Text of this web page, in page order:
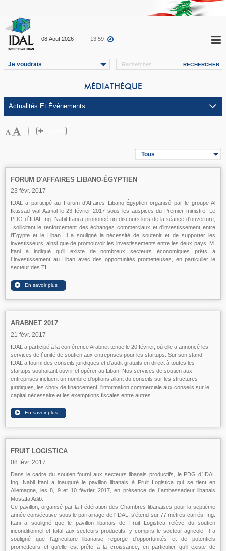
08.Aout.2026 | 13:59
Je voudrais
MÉDIATHÈQUE
Tous
FORUM D'AFFAIRES LIBANO-ÉGYPTIEN
23 févr. 2017
IDAL a participé au Forum d'Affaires Libano-Égyptien organisé par le groupe Al
Iktissad wal Aamal le 23 février 2017 sous les auspices du Premier ministre. Le
PDG d`IDAL Ing. Nabil Itani a prononcé un discours lors de la séance d'ouverture,
sollicitant le renforcement des échanges commerciaux et d'investissement entre
l'Egypte et le Liban. Il a souligné la nécessité de soutenir et de supporter les
investisseurs, ainsi que de promouvoir les investissements entre les deux pays. M.
Itani a indiqué qu'il existe de nombreux secteurs économiques prêts à
l`investissement au Liban avec des opportunités prometteuses, en particulier le
secteur des TI.
ARABNET 2017
21 févr. 2017
IDAL a participé à la conférence Arabnet tenue le 20 février, où elle a annoncé les
services de l`unité de soutien aux entreprises pour les startups. Sur son stand,
IDAL a fourni des conseils juridiques et d'audit gratuits en direct à toutes les
startups souhaitant ouvrir et opérer au Liban. Nos services de soutien aux
entreprises incluent un nombre d'options allant du conseils sur les structures
juridiques, les choix de financement, l'information commerciale aux conseils sur le
capital nécessaire et les exemptions fiscales entre autres.
FRUIT LOGISTICA
08 févr. 2017
Dans le cadre du soutien fourni aux secteurs libanais productifs, le PDG d`IDAL
Ing. Nabil Itani a inauguré le pavillon libanais à Fruit Logistica qui se tient en
Allemagne, les 8, 9 et 10 février 2017, en présence de l`ambassadeur libanais
Mostafa Adib.
Ce pavillon, organisé par la Fédération des Chambres libanaises pour la septième
année consécutive sous le parrainage de l'IDAL, s'étend sur 77 mètres carrés. Ing.
Itani a souligné que le pavillon libanais de Fruit Logistica relève du soutien
inconditionnel et total aux secteurs productifs, y compris le secteur agricole. Il a
souligné que l'agriculture libanaise regorge d'opportunités et de potentiels
prometteurs et qu'elle est prête à la croissance, en particulier qu'il existe de